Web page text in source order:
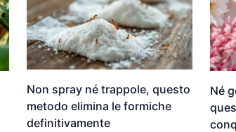
Non spray né trappole, questo
metodo elimina le formiche
definitivamente
Né